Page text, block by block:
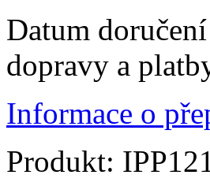
Datum
dopravy a
Informace o
Produkt: